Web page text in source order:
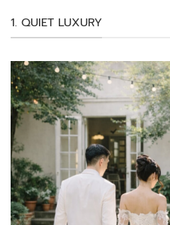
1. QUIET LUXURY